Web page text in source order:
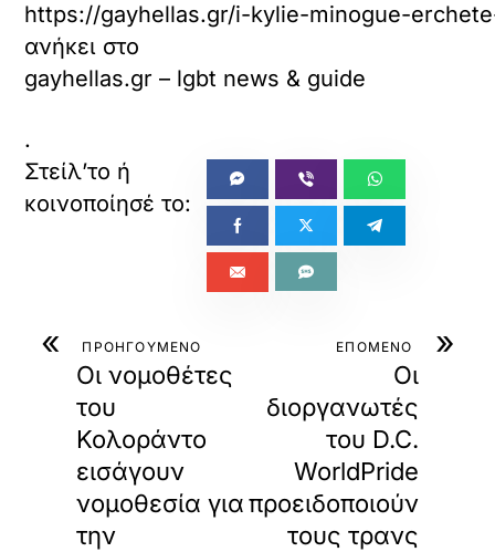
https://gayhellas.gr/i-kylie-minogue-
ανήκει στο
gayhellas.gr – lgbt news & guide
.
« ΠΡΟΗΓΟΥΜΕΝΟ
Οι νομοθέτες
του
Κολοράντο
εισάγουν
νομοθεσία για
την
»
ΕΠΟΜΕΝΟ
Οι
διοργανωτές
του D.C.
WorldPride
προειδοποιούν
τους τρανς